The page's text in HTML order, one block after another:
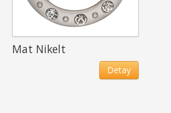
Mat Nikelt
Detay